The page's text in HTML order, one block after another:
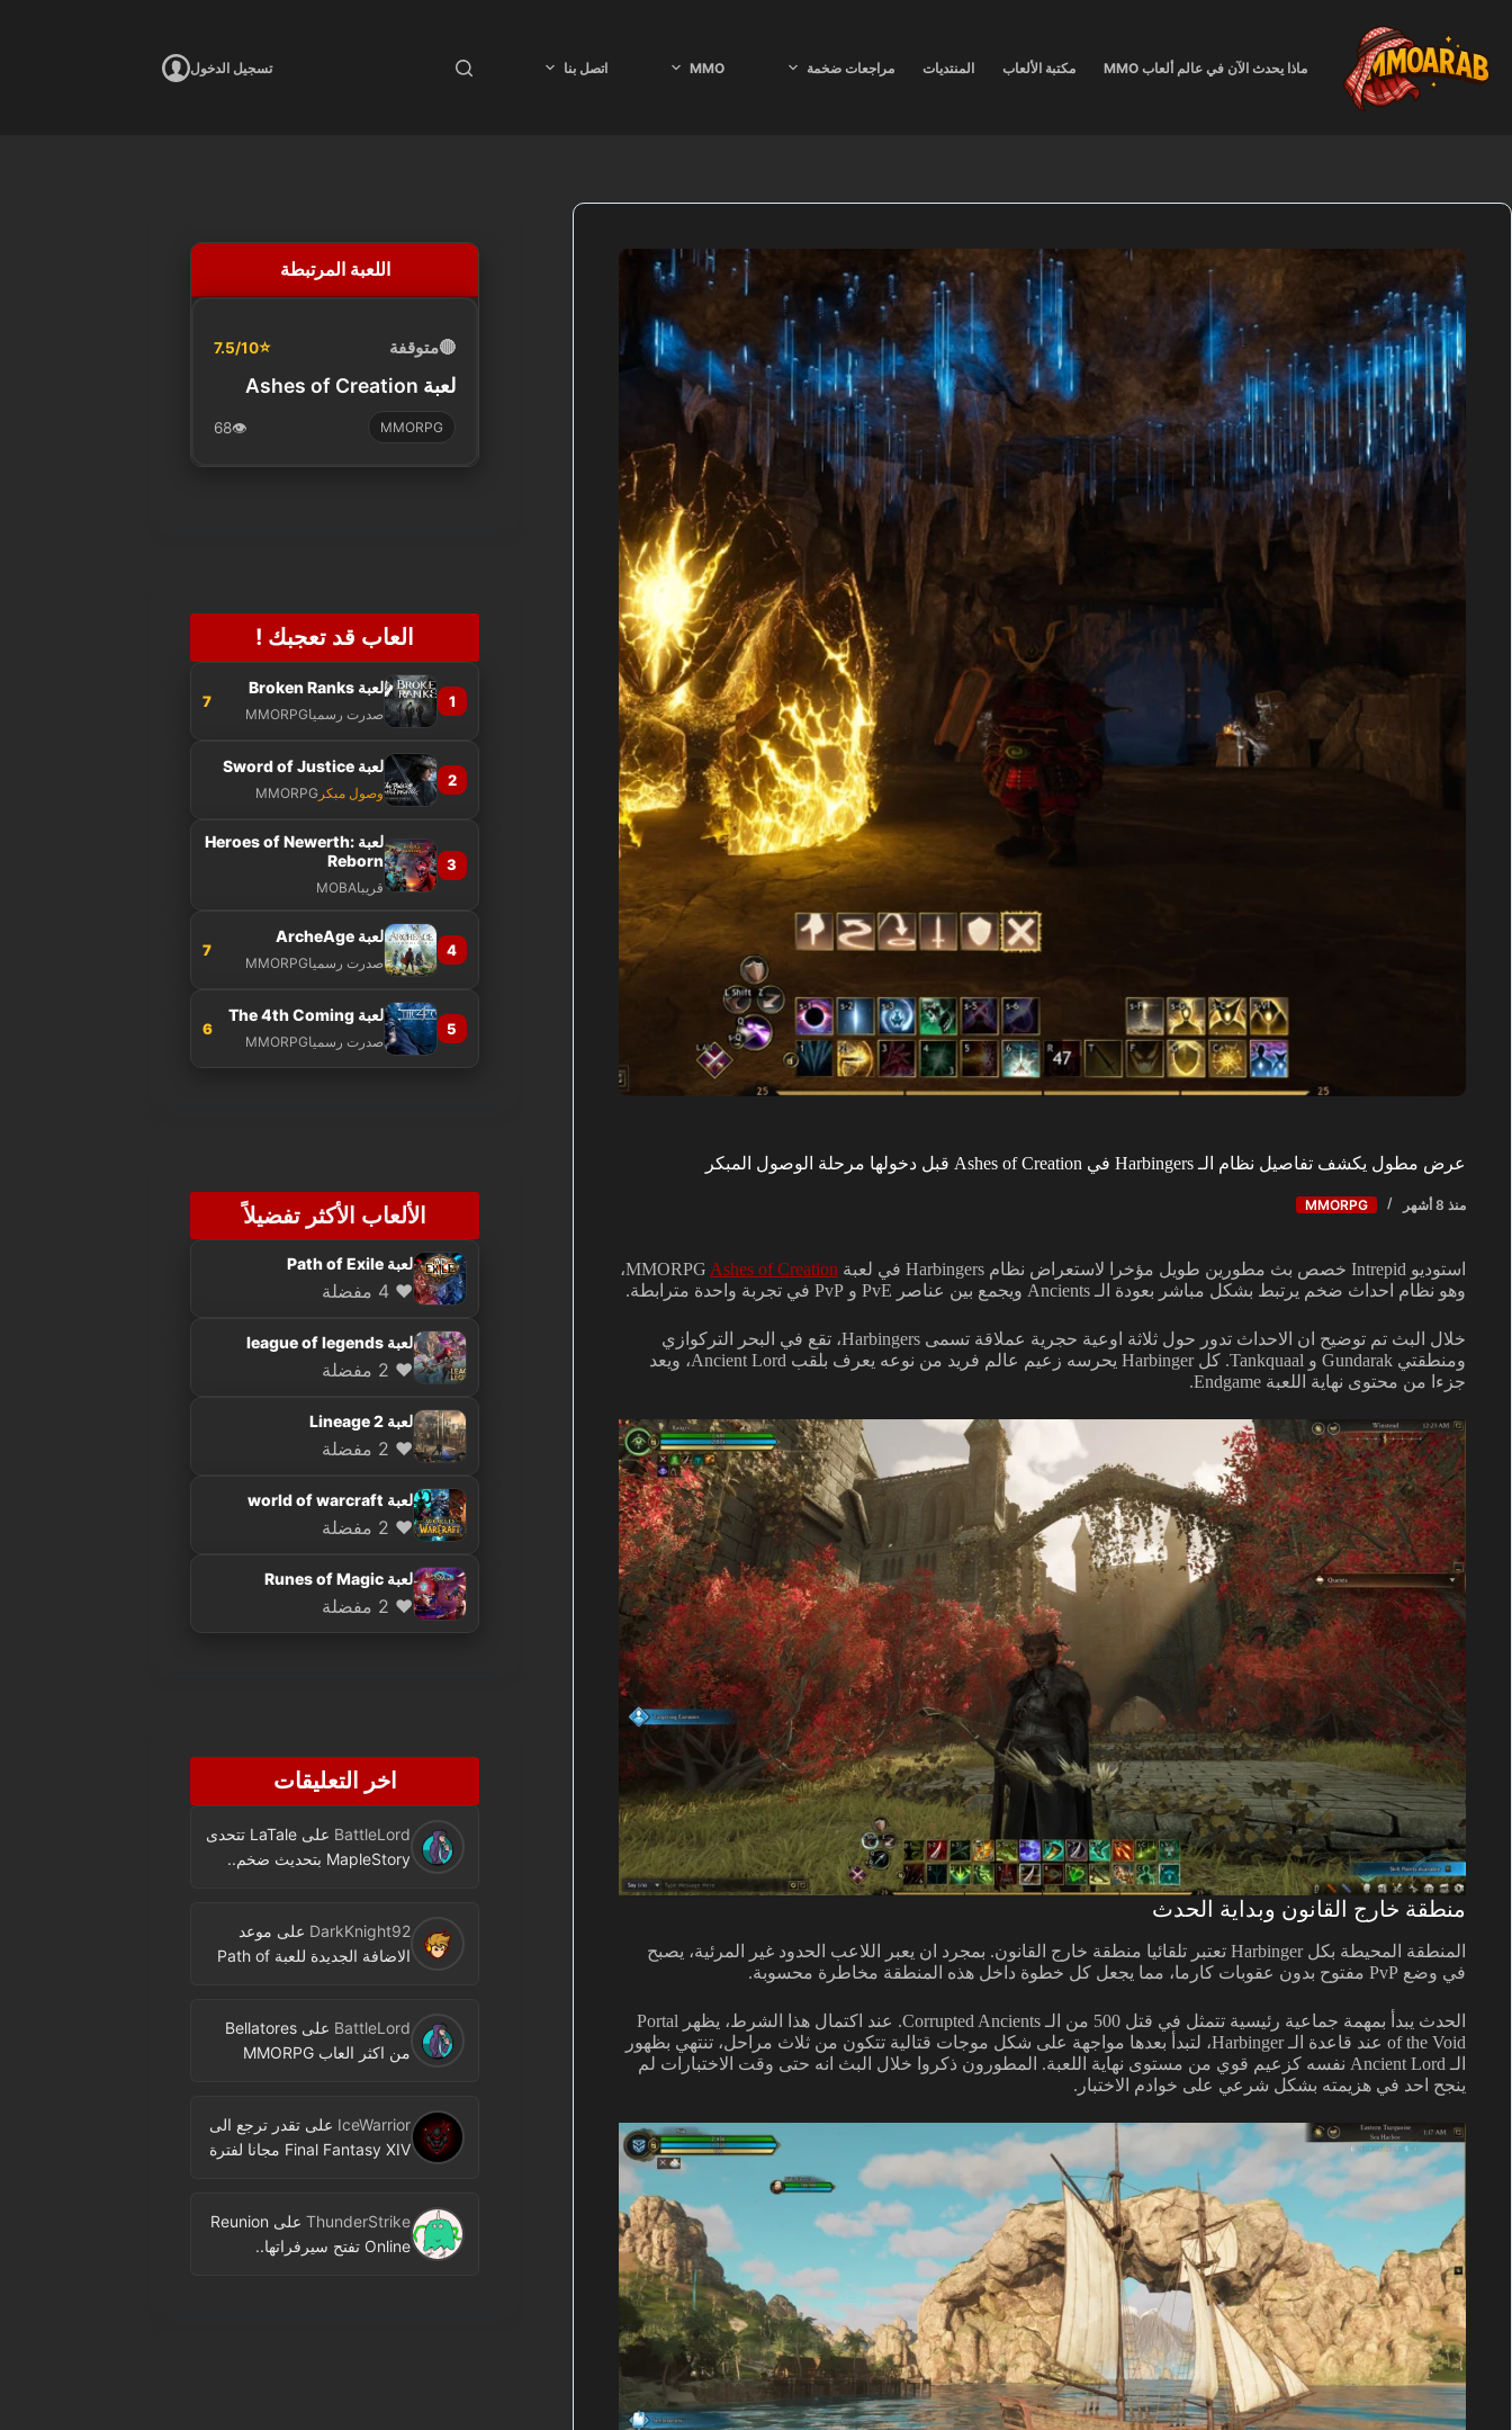
المحتوى
ماذا يحدث الآن في عالم ألعاب MMO مكتبة الألعاب المنتديات مراجعات ضخمة MMO اتصل بنا تسجيل الدخول
عرض مطول يكشف تفاصيل نظام الـ Harbingers في Ashes of Creation قبل دخولها مرحلة الوصول المبكر
منذ 8 أشهر MMORPG
استوديو Intrepid خصص بث مطورين طويل مؤخرا لاستعراض نظام Harbingers في لعبة MMORPG Ashes of Creation
،
وهو نظام احداث ضخم يرتبط بشكل مباشر بعودة الـ Ancients ويجمع بين عناصر PvE و PvP في تجربة واحدة مترابطة.
خلال البث تم توضيح ان الاحداث تدور حول ثلاثة اوعية حجرية عملاقة تسمى Harbingers، تقع في البحر التركوازي
ومنطقتي Gundarak و Tankquaal. كل Harbinger يحرسه زعيم عالم فريد من نوعه يعرف بلقب Ancient Lord، ويعد
جزءا من محتوى نهاية اللعبة Endgame.
منطقة خارج القانون وبداية الحدث
المنطقة المحيطة بكل Harbinger تعتبر تلقائيا منطقة خارج القانون. بمجرد ان يعبر اللاعب الحدود غير المرئية، يصبح
في وضع PvP مفتوح بدون عقوبات كارما، مما يجعل كل خطوة داخل هذه المنطقة مخاطرة محسوبة.
الحدث يبدأ بمهمة جماعية رئيسية تتمثل في قتل 500 من الـ Corrupted Ancients. عند اكتمال هذا الشرط، يظهر Portal
of the Void عند قاعدة الـ Harbinger، لتبدأ بعدها مواجهة على شكل موجات قتالية تتكون من ثلاث مراحل، تنتهي بظهور
الـ Ancient Lord نفسه كزعيم قوي من مستوى نهاية اللعبة. المطورون ذكروا خلال البث انه حتى وقت الاختبارات لم
ينجح احد في هزيمته بشكل شرعي على خوادم الاختبار.
اللعبة المرتبطة
🔴متوقفة ⭐
7.5/10
لعبة Ashes of Creation
MMORPG
👁️
68
العاب قد تعجبك !
1
لعبة Broken Ranks
صدرت رسمياMMORPG
7
2
لعبة Sword of Justice
وصول مبكر MMORPG
3
لعبة Heroes of Newerth:
Reborn
قريباMOBA
4
لعبة ArcheAge
صدرت رسمياMMORPG
7
5
لعبة The 4th Coming
صدرت رسمياMMORPG
6
الألعاب الأكثر تفضيلاً
لعبة Path of Exile
❤️ 4 مفضلة
لعبة league of legends
❤️ 2 مفضلة
لعبة Lineage 2
❤️ 2 مفضلة
لعبة world of warcraft
❤️ 2 مفضلة
لعبة Runes of Magic
❤️ 2 مفضلة
اخر التعليقات
BattleLord على
LaTale تتحدى
MapleStory بتحديث ضخم..
DarkKnight92 على موعد
الاضافة الجديدة للعبة Path of
BattleLord علىBellatores
من اكثر العاب MMORPG
النشر
IceWarrior علىتقدر ترجع الى
Final Fantasy XIV مجانا لفترة
ThunderStrike على Reunion
Online تفتح سيرفراتها..